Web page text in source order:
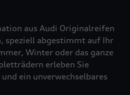
aus Audi Originalreifen
speziell abgestimmt auf Ihr
Winter oder das ganze
erleben Sie
ein unverwechselbares